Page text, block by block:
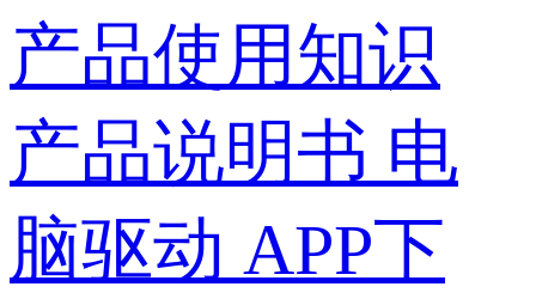
产品使用知识
产品说明书 电
脑驱动 APP下